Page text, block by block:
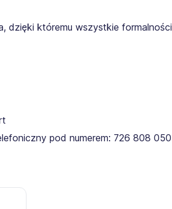
dzięki któremu wszystkie formalności
pod numerem: 726 808 050​